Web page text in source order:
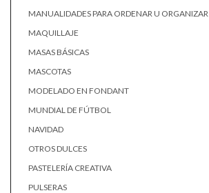
MANUALIDADES PARA ORDENAR U ORGANIZAR
MAQUILLAJE
MASAS BÁSICAS
MASCOTAS
MODELADO EN FONDANT
MUNDIAL DE FÚTBOL
NAVIDAD
OTROS DULCES
PASTELERÍA CREATIVA
PULSERAS